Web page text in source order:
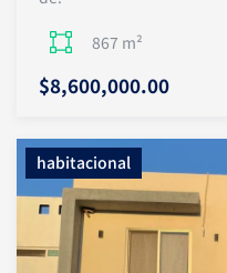
867 m²
$8,600,000.00
habitacional